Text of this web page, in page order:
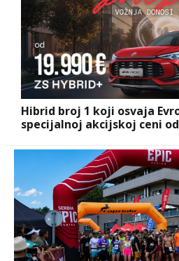
Hibrid broj 1 koji osvaja
specijalnoj akcijskoj ceni od